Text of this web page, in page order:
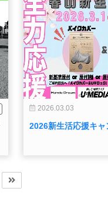
2026.03.03
2026新生活応援キャ